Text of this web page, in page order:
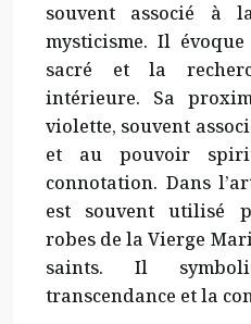
souvent associé à
mysticisme. Il
sacré et la
intérieure. Sa
violette, souvent
et au pouvoir
connotation. Dans
est souvent utilisé
robes de la Vierge
saints. Il
transcendance et la